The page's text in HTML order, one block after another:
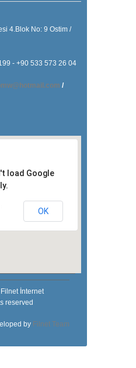
4.Blok No: 9 Ostim /
- +90 533 573 26 04
/
load Google
OK
İnternet
reserved
by Filnet Team